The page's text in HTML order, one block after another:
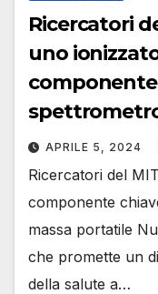
Ricercatori
uno
APRILE 5, 2024
Ricercatori del
componente
massa portatile
che promette un
della salute a…